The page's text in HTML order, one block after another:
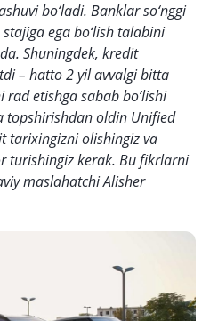
bo‘ladi. Banklar so‘nggi
ega bo‘lish talabini
Shuningdek, kredit
– hatto 2 yil avvalgi bitta
etishga sabab bo‘lishi
topshirishdan oldin Unified
tarixingizni olishingiz va
turishingiz kerak. Bu fikrlarni
maslahatchi Alisher